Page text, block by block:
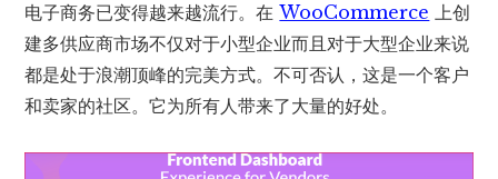
电子商务已变得越来越流行。在WooCommerce 上创
建多供应商市场不仅对于小型企业而且对于大型企业来说
都是处于浪潮顶峰的完美方式。不可否认，这是一个客户
和卖家的社区。它为所有人带来了大量的好处。